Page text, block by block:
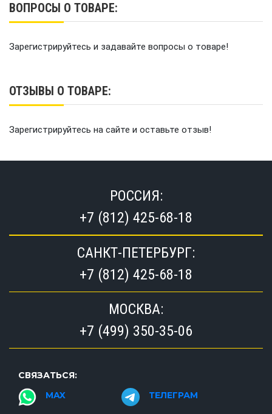
ВОПРОСЫ О ТОВАРЕ:
Зарегистрируйтесь и задавайте вопросы о товаре!
ОТЗЫВЫ О ТОВАРЕ:
Зарегистрируйтесь на сайте и оставьте отзыв!
РОССИЯ:
+7 (812) 425-68-18
САНКТ-ПЕТЕРБУРГ:
+7 (812) 425-68-18
МОСКВА:
+7 (499) 350-35-06
СВЯЗАТЬСЯ:
MAX
ТЕЛЕГРАМ